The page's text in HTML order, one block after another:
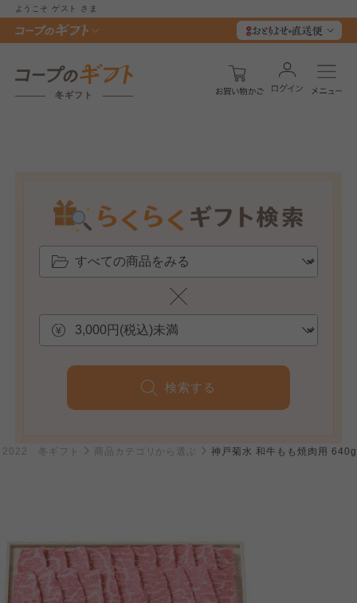
ようこそ ゲスト さま
冬ギフト
検索する
2022 冬ギフト 商品カテゴリから選ぶ 神戸菊水 和牛もも焼肉用 640g
ご利用約款（ご利用規約・ご利
身が加入されている生協が定める利用約款をご
確認のうえ、ご利用ください。なお、クチコミ
投稿については、利用約款の細則として規定さ
個人情報保護方針について
にもどづいて、コープ事業連合が適切に管理を
おこなっています。
コープ事業連合、ならびに各生協の「個人情報
特定商取引法に基づく表記につ
責任者は、それぞれご利用の生協となります。
各生協の「特定商取引法に基づく表記につい
て」については各生協のボタンをクリックして